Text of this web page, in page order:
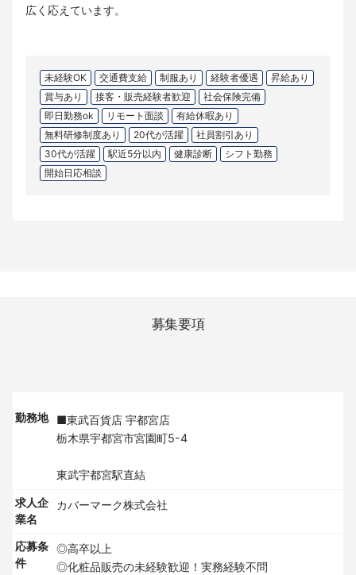
広く応えています。
未経験OK 交通費支給 制服あり 経験者優遇
昇給あり
賞与あり
接客・販売経験者歓迎
社会保険完備
即日勤務ok
リモート面談
有給休暇あり
無料研修制度あり
20代が活躍
社員割引あり
30代が活躍
駅近5分以内 健康診断
シフト勤務
開始日応相談
募集要項
勤務地
■東武百貨店 宇都宮店
栃木県宇都宮市宮園町5-4
東武宇都宮駅直結
求人企
業名
カバーマーク株式会社
応募条
件
◎高卒以上
◎化粧品販売の未経験歓迎！実務経験不問